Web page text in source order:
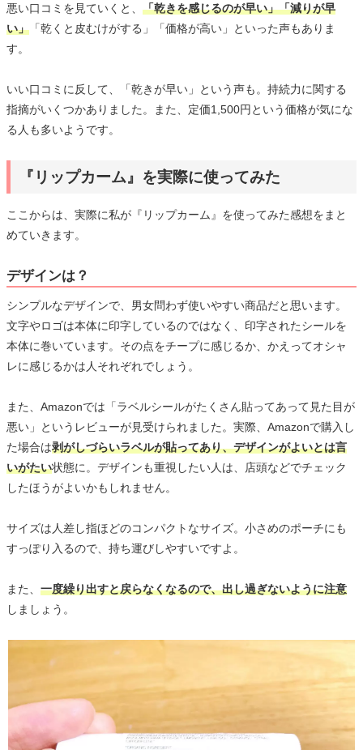
悪い口コミを見ていくと、 「乾きを感じるのが早い」「減りが早
い」 「乾くと皮むけがする」「価格が高い」といった声もありま
す。
いい口コミに反して、「乾きが早い」という声も。持続力に関する
指摘がいくつかありました。また、定価1,500円という価格が気にな
る人も多いようです。
『リップカーム』を実際に使ってみた
ここからは、実際に私が『リップカーム』を使ってみた感想をまと
めていきます。
デザインは？
シンプルなデザインで、男女問わず使いやすい商品だと思います。
文字やロゴは本体に印字しているのではなく、印字されたシールを
本体に巻いています。その点をチープに感じるか、かえってオシャ
レに感じるかは人それぞれでしょう。
また、Amazonでは「ラベルシールがたくさん貼ってあって見た目が
悪い」というレビューが見受けられました。実際、Amazonで購入し
た場合は剥がしづらいラベルが貼ってあり、デザインがよいとは言
いがたい状態に。デザインも重視したい人は、店頭などでチェック
したほうがよいかもしれません。
サイズは人差し指ほどのコンパクトなサイズ。小さめのポーチにも
すっぽり入るので、持ち運びしやすいですよ。
また、 一度繰り出すと戻らなくなるので、出し過ぎないように注意
しましょう。